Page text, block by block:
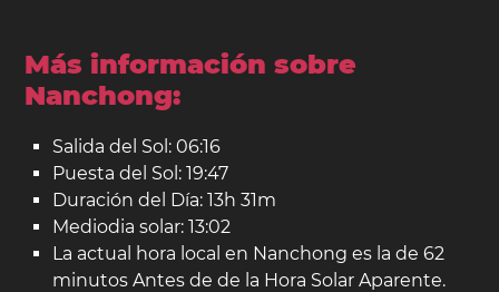
Más información sobre
Nanchong:
Salida del Sol: 06:16
Puesta del Sol: 19:47
Duración del Día: 13h 31m
Mediodia solar: 13:02
La actual hora local en Nanchong es la de 62
minutos Antes de de la Hora Solar Aparente.